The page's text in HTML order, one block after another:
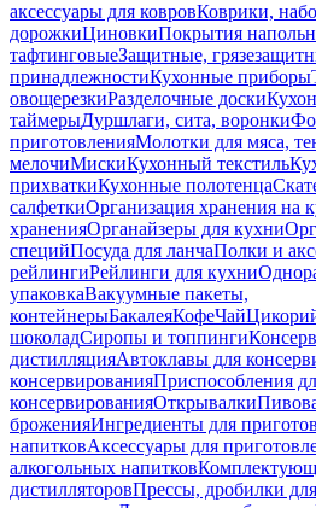
аксессуары для ковровКоврики,
дорожкиЦиновкиПокрытия
тафтинговыеЗащитные,
принадлежностиКухонные приборы
овощерезкиРазделочные доски
таймерыДуршлаги, сита, воронки
приготовленияМолотки для мяса,
мелочиМискиКухонный текстиль
прихваткиКухонные полотенца
салфеткиОрганизация хранения на
храненияОрганайзеры для кухни
специйПосуда для ланчаПолки и
рейлингиРейлинги для кухни
упаковкаВакуумные пакеты,
контейнерыБакалеяКофеЧай
шоколадСиропы и топпинги
дистилляцияАвтоклавы для
консервированияПриспособления
консервированияОткрывалки
броженияИнгредиенты для
напитковАксессуары для
алкогольных напитков
дистилляторовПрессы, дробилки